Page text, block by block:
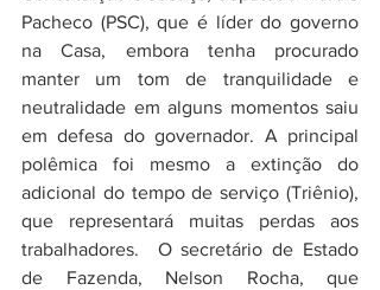
Pacheco (PSC), que é líder do governo
na Casa, embora tenha procurado
manter um tom de tranquilidade e
neutralidade em alguns momentos saiu
em defesa do governador. A principal
polêmica foi mesmo a extinção do
adicional do tempo de serviço (Triênio),
que representará muitas perdas aos
trabalhadores.  O secretário de Estado
de Fazenda, Nelson Rocha, que